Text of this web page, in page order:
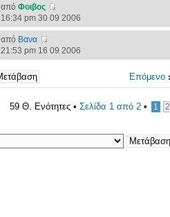
απόΦοιβος
16:34 pm 30 09 2006
από Βανα
21:53 pm 16 09 2006
Επόμενο
59 Θ. Ενότητες • Σελίδα 1από 2• 1 2